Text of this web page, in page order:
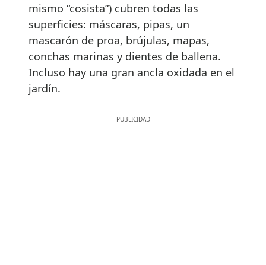
mismo “cosista”) cubren todas las
superficies: máscaras, pipas, un
mascarón de proa, brújulas, mapas,
conchas marinas y dientes de ballena.
Incluso hay una gran ancla oxidada en el
jardín.